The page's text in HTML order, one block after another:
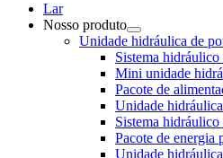
Lar
Nosso produto
Unidade hidráulica de
Sistema
Mini unidade
Pacote de
Unidade
Sistema hidráulico
Pacote de energia
Unidade